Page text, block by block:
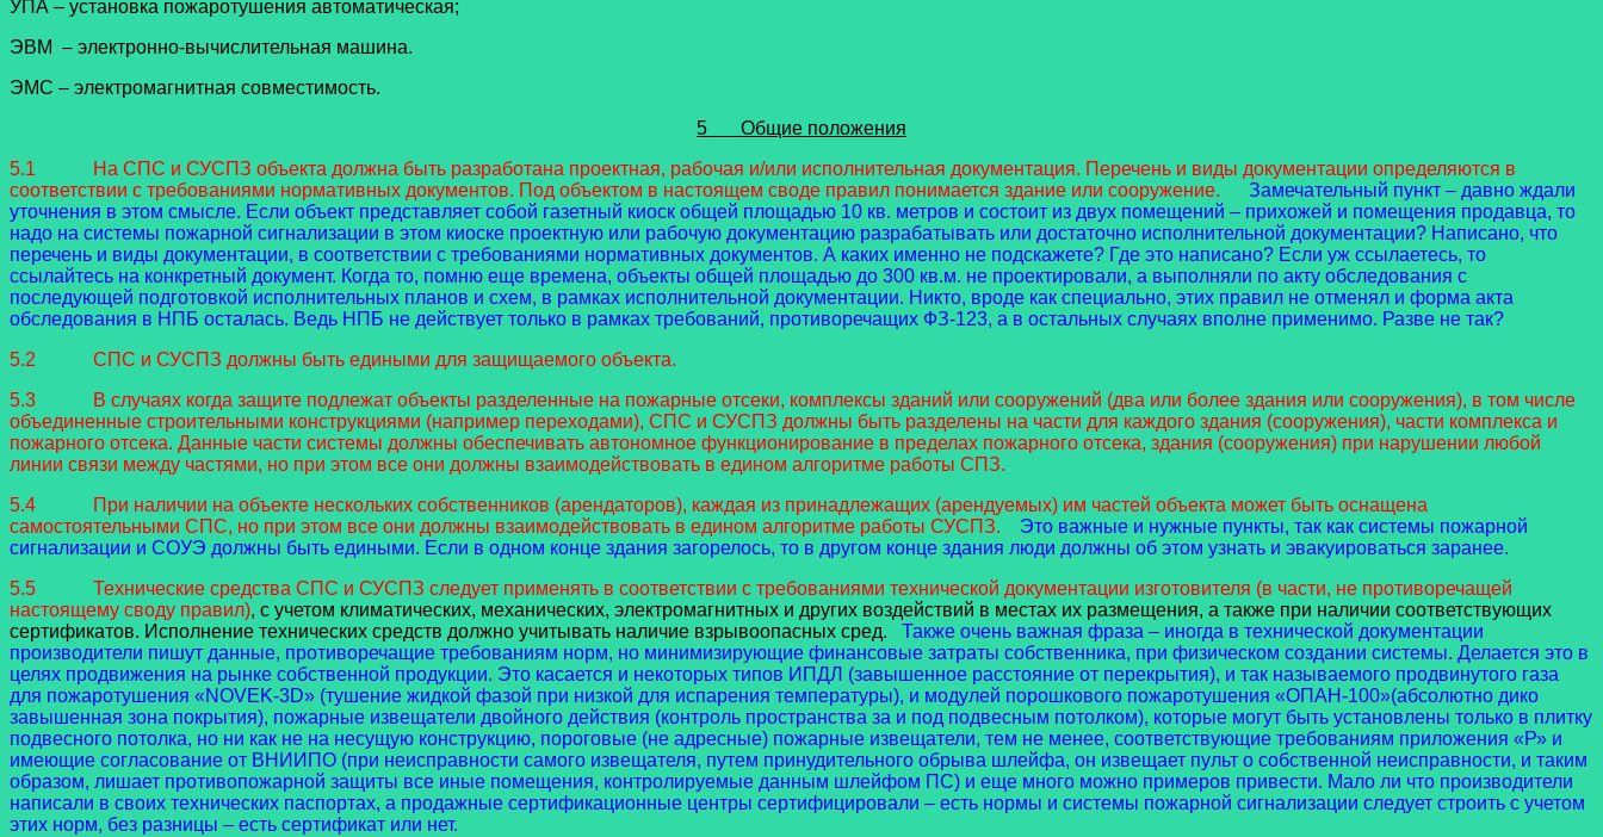
УПА – установка пожаротушения автоматическая;
ЭВМ – электронно-вычислительная машина.
ЭМС – электромагнитная совместимость.
5 Общие положения
5.1 На СПС и СУСПЗ объекта должна быть разработана проектная, рабочая и/или исполнительная документация. Перечень и виды документации определяются в
соответствии с требованиями нормативных документов. Под объектом в настоящем своде правил понимается здание или сооружение.
Замечательный пункт – давно ждали
уточнения в этом смысле. Если объект представляет собой газетный киоск общей площадью 10 кв. метров и состоит из двух помещений – прихожей и помещения продавца, то
надо на системы пожарной сигнализации в этом киоске проектную или рабочую документацию разрабатывать или достаточно исполнительной документации? Написано, что
перечень и виды документации, в соответствии с требованиями нормативных документов. А каких именно не подскажете? Где это написано? Если уж ссылаетесь, то
ссылайтесь на конкретный документ. Когда то, помню еще времена, объекты общей площадью до 300 кв.м. не проектировали, а выполняли по акту обследования с
последующей подготовкой исполнительных планов и схем, в рамках исполнительной документации. Никто, вроде как специально, этих правил не отменял и форма акта
обследования в НПБ осталась. Ведь НПБ не действует только в рамках требований, противоречащих ФЗ-123, а в остальных случаях вполне применимо. Разве не так?
5.2 СПС и СУСПЗ должны быть едиными для защищаемого объекта.
5.3 В случаях когда защите подлежат объекты разделенные на пожарные отсеки, комплексы зданий или сооружений (два или более здания или сооружения), в том числе
объединенные строительными конструкциями (например переходами), СПС и СУСПЗ должны быть разделены на части для каждого здания (сооружения), части комплекса и
пожарного отсека. Данные части системы должны обеспечивать автономное функционирование в пределах пожарного отсека, здания (сооружения) при нарушении любой
линии связи между частями, но при этом все они должны взаимодействовать в едином алгоритме работы СПЗ.
5.4 При наличии на объекте нескольких собственников (арендаторов), каждая из принадлежащих (арендуемых) им частей объекта может быть оснащена
самостоятельными СПС, но при этом все они должны взаимодействовать в едином алгоритме работы СУСПЗ.
Это важные и нужные пункты, так как системы пожарной
сигнализации и СОУЭ должны быть едиными. Если в одном конце здания загорелось, то в другом конце здания люди должны об этом узнать и эвакуироваться заранее.
5.5 Технические средства СПС и СУСПЗ следует применять в соответствии с требованиями технической документации изготовителя (в части, не противоречащей
настоящему своду правил), с учетом климатических, механических, электромагнитных и других воздействий в местах их размещения, а также при наличии соответствующих
сертификатов. Исполнение технических средств должно учитывать наличие взрывоопасных сред. Также очень важная фраза – иногда в технической документации
производители пишут данные, противоречащие требованиям норм, но минимизирующие финансовые затраты собственника, при физическом создании системы. Делается это в
целях продвижения на рынке собственной продукции. Это касается и некоторых типов ИПДЛ (завышенное расстояние от перекрытия), и так называемого продвинутого газа
для пожаротушения «NOVEK-3D» (тушение жидкой фазой при низкой для испарения температуры), и модулей порошкового пожаротушения «ОПАН-100»(абсолютно дико
завышенная зона покрытия), пожарные извещатели двойного действия (контроль пространства за и под подвесным потолком), которые могут быть установлены только в плитку
подвесного потолка, но ни как не на несущую конструкцию, пороговые (не адресные) пожарные извещатели, тем не менее, соответствующие требованиям приложения «Р» и
имеющие согласование от ВНИИПО (при неисправности самого извещателя, путем принудительного обрыва шлейфа, он извещает пульт о собственной неисправности, и таким
образом, лишает противопожарной защиты все иные помещения, контролируемые данным шлейфом ПС) и еще много можно примеров привести. Мало ли что производители
написали в своих технических паспортах, а продажные сертификационные центры сертифицировали – есть нормы и системы пожарной сигнализации следует строить с учетом
этих норм, без разницы – есть сертификат или нет.